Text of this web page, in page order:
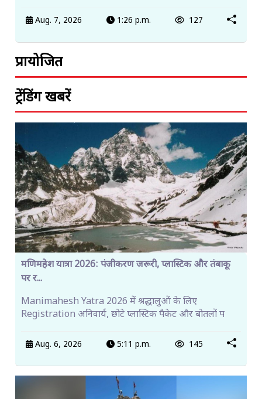
Aug. 7, 2026 1:26 p.m. 127
प्रायोजित
ट्रेंडिंग खबरें
मणिमहेश यात्रा 2026: पंजीकरण जरूरी, प्लास्टिक और तंबाकू
पर र...
Manimahesh Yatra 2026 में श्रद्धालुओं के लिए
Registration अनिवार्य, छोटे प्लास्टिक पैकेट और बोतलों प
Aug. 6, 2026 5:11 p.m. 145